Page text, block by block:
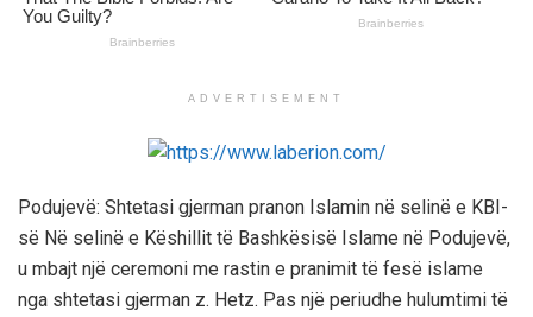
ADVERTISEMENT
Podujevë: Shtetasi gjerman pranon Islamin në selinë e KBI-
së Në selinë e Këshillit të Bashkësisë Islame në Podujevë,
u mbajt një ceremoni me rastin e pranimit të fesë islame
nga shtetasi gjerman z. Hetz. Pas një periudhe hulumtimi të